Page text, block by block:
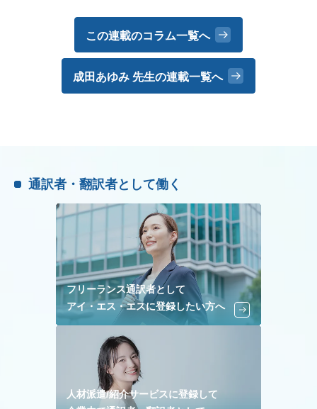
この連載のコラム一覧へ
成田あゆみ 先生の連載一覧へ
通訳者・翻訳者として働く
フリーランス通訳者として
アイ・エス・エスに登録したい方へ
人材派遣/紹介サービスに登録して